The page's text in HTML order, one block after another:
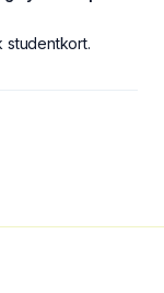
studentkort.